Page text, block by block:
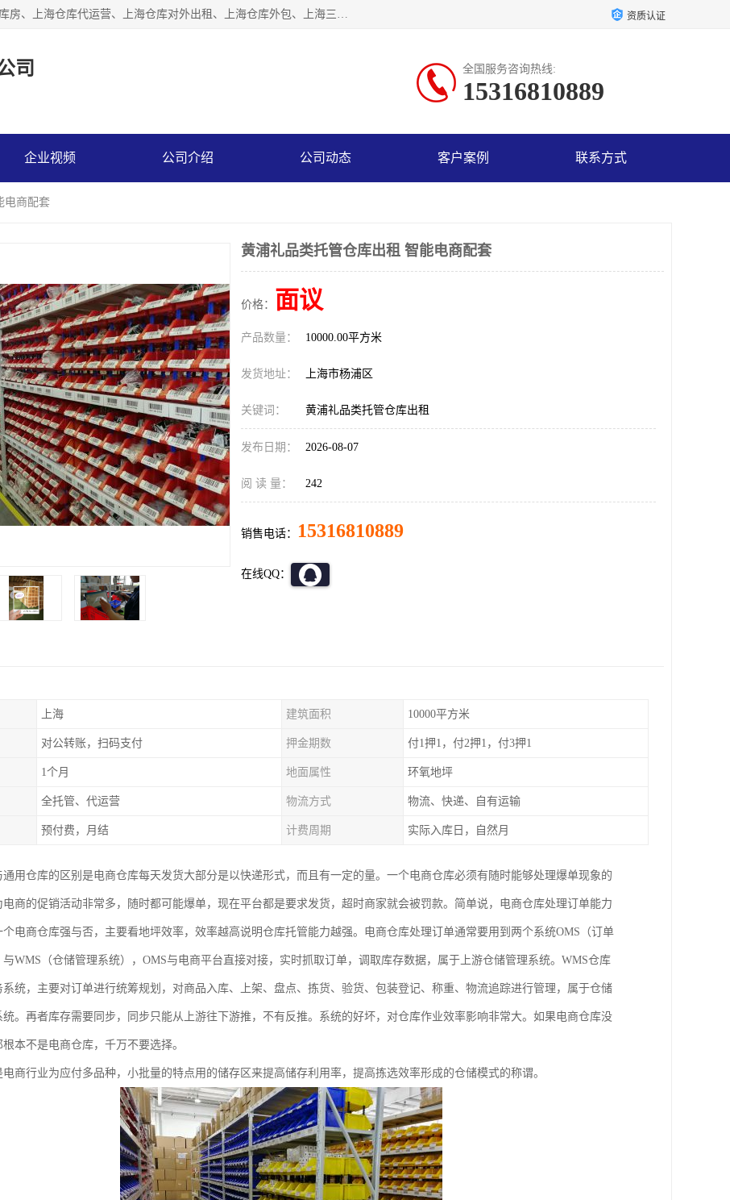
上海星力仓储服务有限公司从事：上海仓储服务、上海仓储库房、上海仓库代运营、上海仓库对外出租、上海仓库外包、上海三方仓储、上海电商仓储代发、上海电商代发货仓库、上海托管仓库、上海仓储配送。上海星力仓储服务有限公司现在拥有100个分仓、10万余平方的标准库房，精炼员工几百名，与几千家客户合作，公司已跻身上海仓储行业前列。欢迎来电咨询！ 资质认证
司 全国服务咨询热线:
15316810889
企业视频 公司介绍 公司动态 客户案例 联系方式
电商配套
黄浦礼品类托管仓库出租 智能电商配套
价格： 面议
产品数量： 10000.00平方米
发货地址： 上海市杨浦区
关键词： 黄浦礼品类托管仓库出租
发布日期： 2026-08-07
阅 读 量： 242
销售电话： 15316810889
在线QQ：
上海 建筑面积 10000平方米
对公转账，扫码支付 押金期数 付1押1，付2押1，付3押1
1个月 地面属性 环氧地坪
全托管、代运营 物流方式 物流、快递、自有运输
预付费，月结 计费周期 实际入库日，自然月
通用仓库的区别是电商仓库每天发货大部分是以快递形式，而且有一定的量。一个电商仓库必须有随时能够处理爆单现象的
电商的促销活动非常多，随时都可能爆单，现在平台都是要求发货，超时商家就会被罚款。简单说，电商仓库处理订单能力
个电商仓库强与否，主要看地坪效率，效率越高说明仓库托管能力越强。电商仓库处理订单通常要用到两个系统OMS（订单
WMS（仓储管理系统），OMS与电商平台直接对接，实时抓取订单，调取库存数据，属于上游仓储管理系统。WMS仓库
系统，主要对订单进行统筹规划，对商品入库、上架、盘点、拣货、验货、包装登记、称重、物流追踪进行管理，属于仓储
统。再者库存需要同步，同步只能从上游往下游推，不有反推。系统的好坏，对仓库作业效率影响非常大。如果电商仓库没
本不是电商仓库，千万不要选择。
电商行业为应付多品种，小批量的特点用的储存区来提高储存利用率，提高拣选效率形成的仓储模式的称谓。